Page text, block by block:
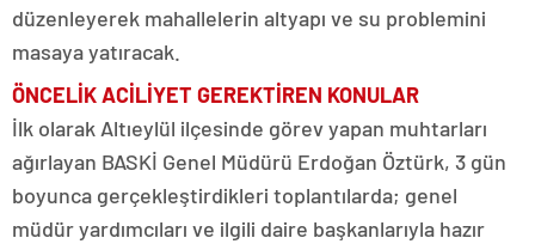
düzenleyerek mahallelerin altyapı ve su problemini
masaya yatıracak.
ÖNCELİK ACİLİYET GEREKTİREN KONULAR
İlk olarak Altıeylül ilçesinde görev yapan muhtarları
ağırlayan BASKİ Genel Müdürü Erdoğan Öztürk, 3 gün
boyunca gerçekleştirdikleri toplantılarda; genel
müdür yardımcıları ve ilgili daire başkanlarıyla hazır